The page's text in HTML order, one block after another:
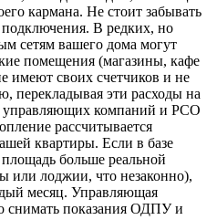
кармана. Не стоит забывать
В редких, но
сетям вашего дома могут
помещения (магазины, кафе
имеют своих счетчиков и не
перекладывая эти расходы на
управляющих компаний и РСО
рассчитывается
квартиры. Если в базе
больше реальной
или лоджии, что незаконно),
месяц. Управляющая
снимать показания ОДПУ и